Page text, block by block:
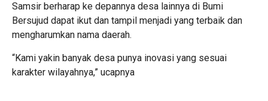
Samsir berharap ke depannya desa lainnya di Bumi
Bersujud dapat ikut dan tampil menjadi yang terbaik dan
mengharumkan nama daerah.
“Kami yakin banyak desa punya inovasi yang sesuai
karakter wilayahnya,” ucapnya